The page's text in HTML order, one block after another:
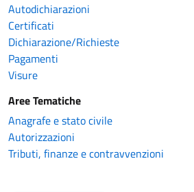
Autodichiarazioni
Certificati
Dichiarazione/Richieste
Pagamenti
Visure
Aree Tematiche
Anagrafe e stato civile
Autorizzazioni
Tributi, finanze e contravvenzioni